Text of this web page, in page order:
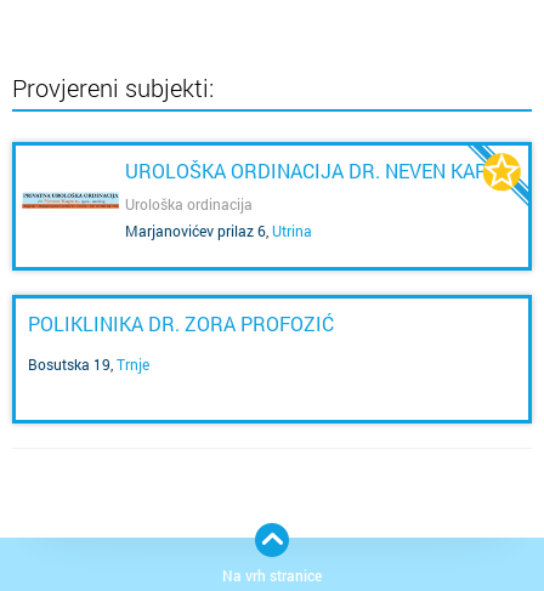
Provjereni subjekti:
UROLOŠKA ORDINACIJA DR. NEVEN KAPUN
Urološka ordinacija
Marjanovićev prilaz 6 Utrina
POLIKLINIKA DR. ZORA PROFOZIĆ
Bosutska 19 Trnje
Na vrh stranice